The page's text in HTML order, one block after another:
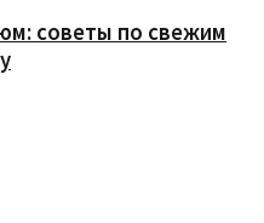
советы по свежим